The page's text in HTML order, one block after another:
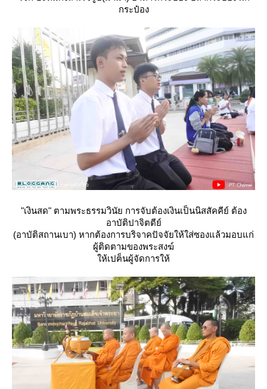
กระป๋อง
"เงินสด" ตามพระธรรมวินัย การจับต้องเงินเป็นนิสสัคคีย์ ต้อง
อาบัติปาจิตตีย์
(อาบัติสถานเบา) หากต้องการบริจาคปัจจัยให้ใส่ซองแล้วมอบแก่
ผู้ติดตามของพระสงฆ์
ห้เปฅ็นผู้จัดการให้